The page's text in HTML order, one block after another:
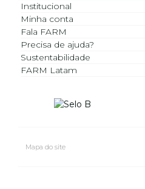
Institucional
Minha conta
Fala FARM
Precisa de ajuda?
Sustentabilidade
FARM Latam
Mapa do site